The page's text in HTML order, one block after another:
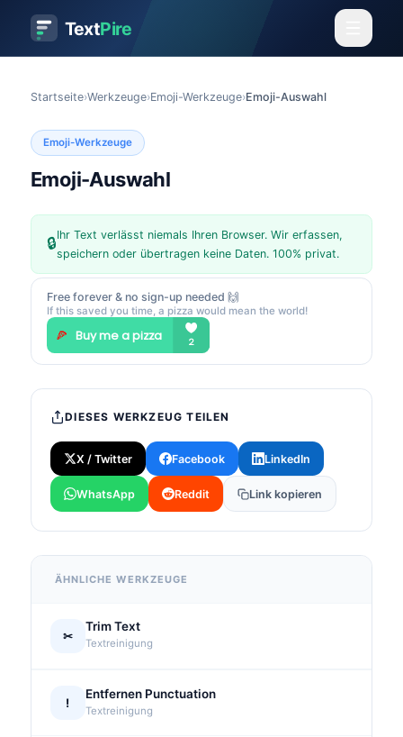
TextPire
Startseite›Werkzeuge›Emoji-Werkzeuge›Emoji-Auswahl
Emoji-Werkzeuge
Emoji-Auswahl
🔒Ihr Text verlässt niemals Ihren Browser. Wir erfassen,
speichern oder übertragen keine Daten. 100% privat.
Free forever & no sign-up needed 🙌
If this saved you time, a pizza would mean the world!
DIESES WERKZEUG TEILEN
X / Twitter Facebook LinkedIn
WhatsApp Reddit Link kopieren
ÄHNLICHE WERKZEUGE
✂
Trim Text
Textreinigung
!
Entfernen Punctuation
Textreinigung